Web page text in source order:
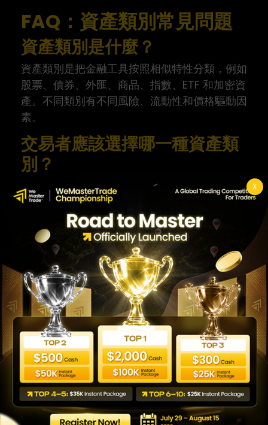
X
FAQ：資產類別常見問題
資產類別是什麼？
資產類別是把金融工具按照相似特性分類，例如
股票、債券、外匯、商品、指數、ETF 和加密資
產。不同類別有不同風險、流動性和價格驅動因
素。
交易者應該選擇哪一種資產類
別？
沒有固定答案。交易者應根據策略、交易時間、
風險承受度、成本和平台規則選擇，而不是因為
某個市場熱門就盲目加入。
外匯、指數、商品有什麼差
異？
外匯通常流動性高，受利率和宏觀數據影響；指
數反映整體市場情緒；商品常受供需、地緣政治
和避險需求影響。它們適合的策略和風險控制方
式不同。
prop firm 評估可以交易所有
資產類別嗎？
不一定。每個平台的可交易品種和規則不同，交
易前應查看 symbols、槓桿、持倉、新聞交易